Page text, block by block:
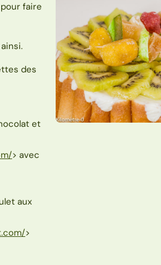
faire
des
et
> avec
aux
>